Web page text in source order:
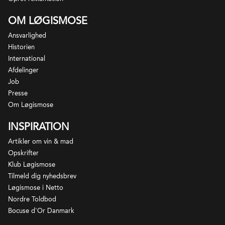
"Funky" oplevelsen er. Det er et udtryk for, hvor vidt
vinene smagsmæssigt adskiller sig fra konventionelt
producerede vine, og for at forventningsafstemme
og gøre det lidt nemmere at navigere i dette
spændende univers har vi valgt at graduere
oplevelsen på en skala fra 1 til 4.
Her oplever vi Funkiness 1: Forvent ingen eller
Domaine Pousse d'Or udenfor Volnay er en af de
mest iøjnefaldende vingårde på hele Côtes de
for lette, aromatiske og generelt blødere udgaver af
Pinot Noir end de maskuline og kraftfulde vine fra
Pommard.
OM LØGISMOSE
Ansvarlighed
Historien
International
Afdelinger
Job
Presse
Om Løgismose
INSPIRATION
Artikler om vin & mad
Opskrifter
Klub Løgismose
Tilmeld dig nyhedsbrev
Løgismose i Netto
Nordre Toldbod
Bocuse d'Or Danmark